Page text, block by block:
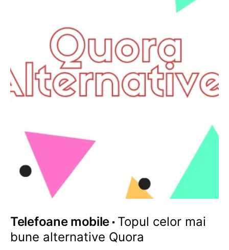
Telefoane mobile Topul celor mai
bune alternative Quora